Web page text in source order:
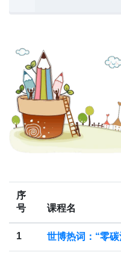
序
号
课程名
1 世博热词：“零